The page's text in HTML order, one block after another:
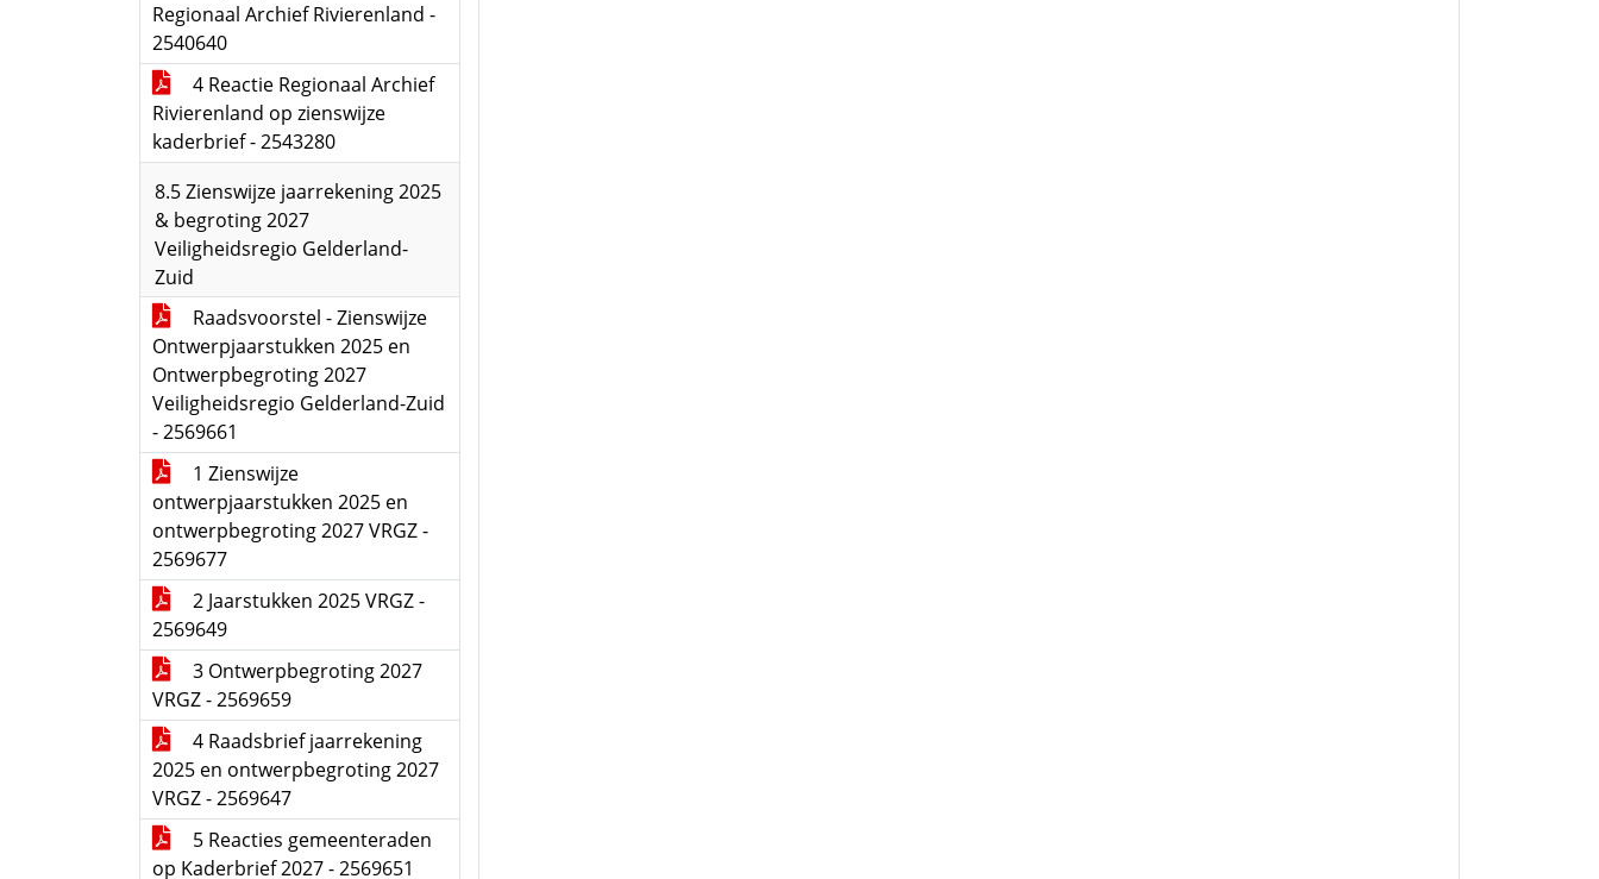
Regionaal Archief Rivierenland -
2540640
4 Reactie Regionaal Archief
Rivierenland op zienswijze
kaderbrief - 2543280
8.5 Zienswijze jaarrekening 2025
& begroting 2027
Veiligheidsregio Gelderland-
Zuid
Raadsvoorstel - Zienswijze
Ontwerpjaarstukken 2025 en
Ontwerpbegroting 2027
Veiligheidsregio Gelderland-Zuid
- 2569661
1 Zienswijze
ontwerpjaarstukken 2025 en
ontwerpbegroting 2027 VRGZ -
2569677
2 Jaarstukken 2025 VRGZ -
2569649
3 Ontwerpbegroting 2027
VRGZ - 2569659
4 Raadsbrief jaarrekening
2025 en ontwerpbegroting 2027
VRGZ - 2569647
5 Reacties gemeenteraden
op Kaderbrief 2027 - 2569651